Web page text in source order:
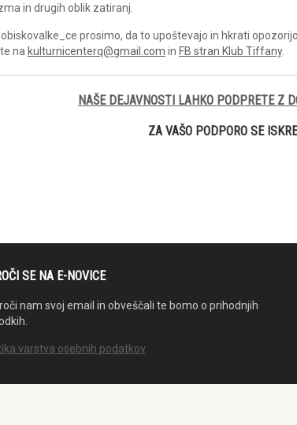
in drugih oblik zatiranj.
prosimo, da to upoštevajo in hkrati
na kulturnicenterq@gmail.com in FB stran Klub Tiffany.
NAŠE DEJAVNOSTI LAHKO PODPRETE Z
ZA VAŠO PODPORO SE
SE NA E-NOVICE
nam svoj email in obveščali te bomo o prihodnjih
varstva osebnih podatkov